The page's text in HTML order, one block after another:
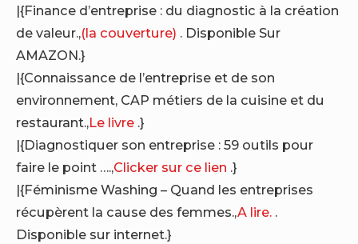
|{Finance d’entreprise : du diagnostic à la création
de valeur.,(la couverture) . Disponible Sur
AMAZON.}
|{Connaissance de l’entreprise et de son
environnement, CAP métiers de la cuisine et du
restaurant.,Le livre .}
|{Diagnostiquer son entreprise : 59 outils pour
faire le point ….,Clicker sur ce lien .}
|{Féminisme Washing – Quand les entreprises
récupèrent la cause des femmes.,A lire. .
Disponible sur internet.}